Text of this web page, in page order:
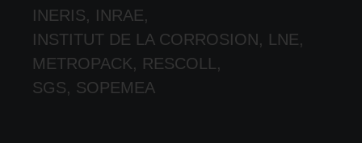
INERIS, INRAE,
INSTITUT DE LA CORROSION, LNE,
METROPACK, RESCOLL,
SGS, SOPEMEA